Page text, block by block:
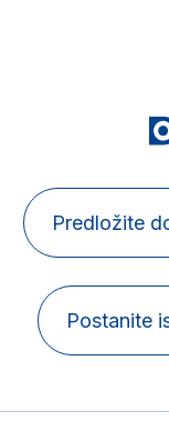
Predložite
Postanite